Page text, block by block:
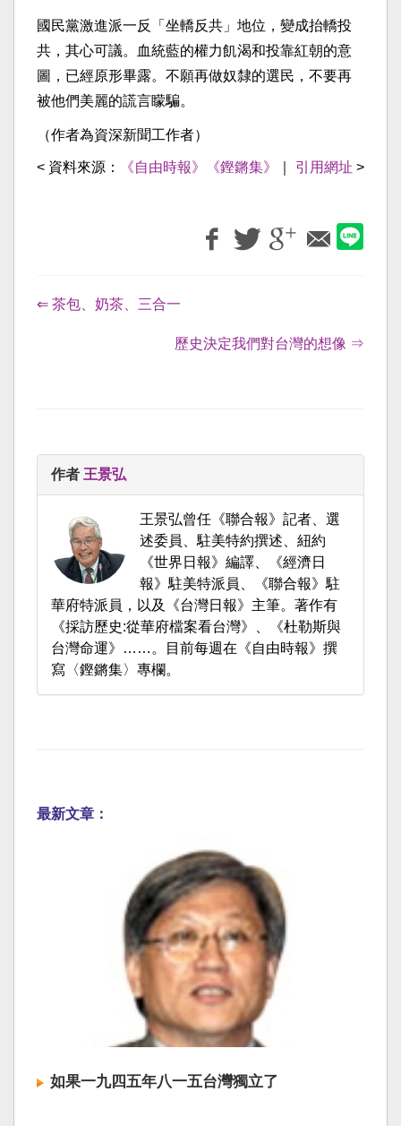
國民黨激進派一反「坐轎反共」地位，變成抬轎投
共，其心可議。血統藍的權力飢渴和投靠紅朝的意
圖，已經原形畢露。不願再做奴隸的選民，不要再
被他們美麗的謊言矇騙。
（作者為資深新聞工作者）
< 資料來源： 《自由時報》《鏗鏘集》 引用網址 >
⇐ 茶包、奶茶、三合一
歷史決定我們對台灣的想像 ⇒
作者 王景弘
王景弘曾任《聯合報》記者、選
述委員、駐美特約撰述、紐約
《世界日報》編譯、《經濟日
報》駐美特派員、《聯合報》駐
華府特派員，以及《台灣日報》主筆。著作有
《採訪歷史:從華府檔案看台灣》、《杜勒斯與
台灣命運》……。目前每週在《自由時報》撰
寫〈鏗鏘集〉專欄。
最新文章：
如果一九四五年八一五台灣獨立了